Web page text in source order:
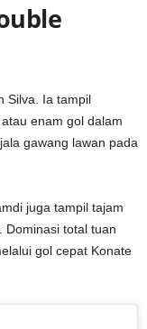
Silva. Ia tampil
enam gol dalam
gawang lawan pada
juga tampil tajam
. Dominasi total tuan
gol cepat Konate